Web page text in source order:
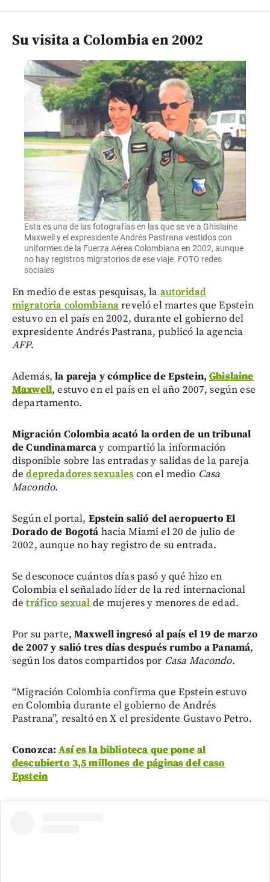
Su visita a Colombia en 2002
Esta es una de las fotografías en las que se ve a Ghislaine
Maxwell y el expresidente Andrés Pastrana vestidos con
uniformes de la Fuerza Aérea Colombiana en 2002, aunque
no hay registros migratorios de ese viaje. FOTO redes
sociales
En medio de estas pesquisas, la autoridad
migratoria colombianareveló el martes que Epstein
estuvo en el país en 2002, durante el gobierno del
expresidente Andrés Pastrana, publicó la agencia
AFP.
Además,la pareja y cómplice de Epstein,Ghislaine
Maxwell, estuvo en el país en el año 2007, según ese
departamento.
Migración Colombia acató la orden de un tribunal
de Cundinamarcay compartió la información
disponible sobre las entradas y salidas de la pareja
dedepredadores sexuales con el medio Casa
Macondo.
Según el portal, Epstein salió del aeropuerto El
Dorado de Bogotá hacia Miami el 20 de julio de
2002, aunque no hay registro de su entrada.
Se desconoce cuántos días pasó y qué hizo en
Colombia el señalado líder de la red internacional
detráfico sexual de mujeres y menores de edad.
Por su parte,Maxwell ingresó al país el 19 de marzo
de 2007 y salió tres días después rumbo a Panamá,
según los datos compartidos por Casa Macondo.
“Migración Colombia confirma que Epstein estuvo
en Colombia durante el gobierno de Andrés
Pastrana”, resaltó en X el presidente Gustavo Petro.
Conozca:Así es la biblioteca que pone al
descubierto 3,5 millones de páginas del caso
Epstein